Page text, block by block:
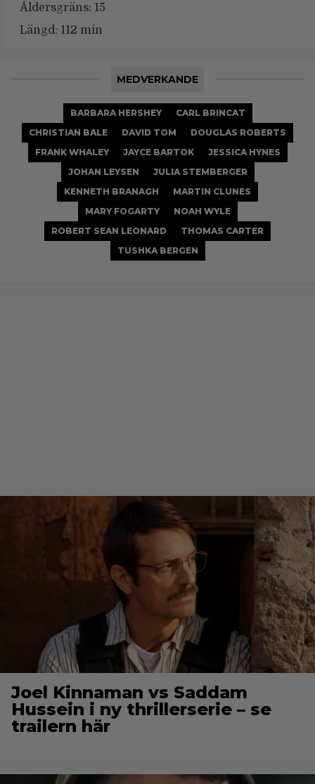
Åldersgräns: 15
Längd: 112 min
MEDVERKANDE
BARBARA HERSHEY
CARL BRINCAT
CHRISTIAN BALE
DAVID TOM
DOUGLAS ROBERTS
FRANK WHALEY
JAYCE BARTOK
JESSICA HYNES
JOHAN LEYSEN
JULIA STEMBERGER
KENNETH BRANAGH
MARTIN CLUNES
MARY FOGARTY
NOAH WYLE
ROBERT SEAN LEONARD
THOMAS CARTER
TUSHKA BERGEN
Joel Kinnaman vs Saddam
Hussein i ny thrillerserie – se
trailern här